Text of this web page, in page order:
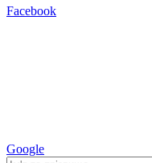
Facebook
Google